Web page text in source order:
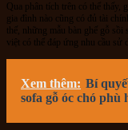
Qua phân tích trên có thể thấy,
gia đình nào cũng có đủ tài
thế, những mẫu bàn ghế gỗ
việt có thể đáp ứng nhu cầu sử
Xem thêm: Bí
sofa gỗ óc chó phù